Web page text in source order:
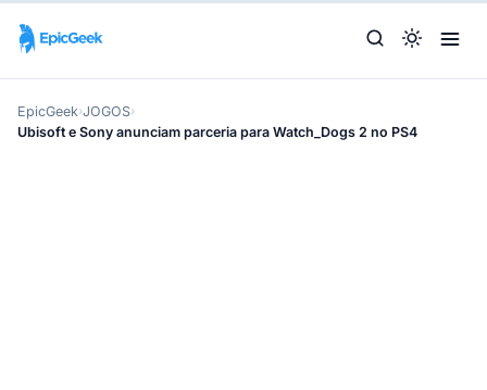
EpicGeek›JOGOS›
Ubisoft e Sony anunciam parceria para Watch_Dogs 2 no PS4